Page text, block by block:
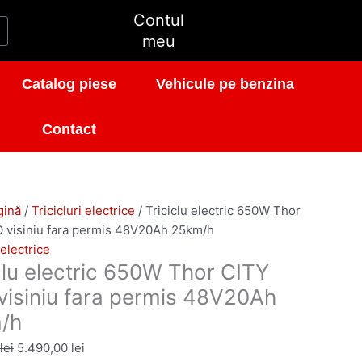
Contul
meu
Catalog piese Vehicule pe benzina
Contact
/ Tricicluri electrice / Triciclu electric 650W Thor
visiniu fara permis 48V20Ah 25km/h
electric 650W Thor CITY
fara permis 48V20Ah
h
lei
fost:
5.990,00 lei.
5.490,00 lei
5.490,00 lei.